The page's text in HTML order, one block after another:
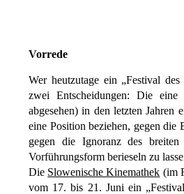
Vorrede
Wer heutzutage ein „Festival
zwei Entscheidungen: Die
abgesehen) in den letzten Jahren
eine Position beziehen, gegen
gegen die Ignoranz des
Vorführungsform berieseln zu
Die Slowenische Kinemathek (im
vom 17. bis 21. Juni ein